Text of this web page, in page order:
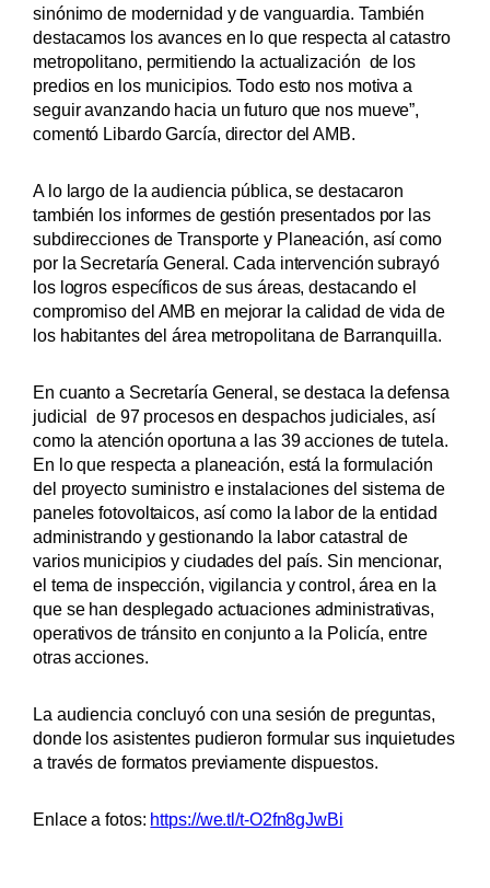
sinónimo de modernidad y de vanguardia. También
destacamos los avances en lo que respecta al catastro
metropolitano, permitiendo la actualización de los
predios en los municipios. Todo esto nos motiva a
seguir avanzando hacia un futuro que nos mueve”,
comentó Libardo García, director del AMB.
A lo largo de la audiencia pública, se destacaron
también los informes de gestión presentados por las
subdirecciones de Transporte y Planeación, así como
por la Secretaría General. Cada intervención subrayó
los logros específicos de sus áreas, destacando el
compromiso del AMB en mejorar la calidad de vida de
los habitantes del área metropolitana de Barranquilla.
En cuanto a Secretaría General, se destaca la defensa
judicial de 97 procesos en despachos judiciales, así
como la atención oportuna a las 39 acciones de tutela.
En lo que respecta a planeación, está la formulación
del proyecto suministro e instalaciones del sistema de
paneles fotovoltaicos, así como la labor de la entidad
administrando y gestionando la labor catastral de
varios municipios y ciudades del país. Sin mencionar,
el tema de inspección, vigilancia y control, área en la
que se han desplegado actuaciones administrativas,
operativos de tránsito en conjunto a la Policía, entre
otras acciones.
La audiencia concluyó con una sesión de preguntas,
donde los asistentes pudieron formular sus inquietudes
a través de formatos previamente dispuestos.
Enlace a fotos: https://we.tl/t-O2fn8gJwBi